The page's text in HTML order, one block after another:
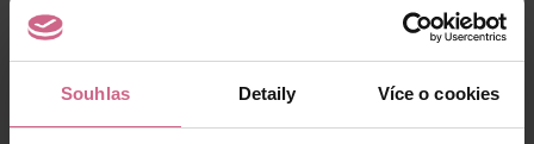
Souhlas Detaily Více o cookies
J****
S****
20:50:04
578 Kč
keyboard_arrow_left 1 2 … 6 keyboard_arrow_right